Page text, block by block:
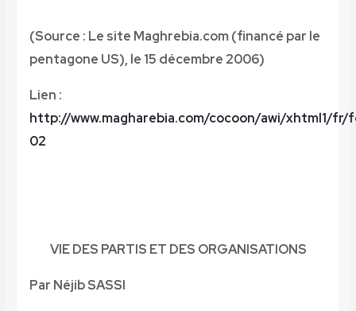
(Source : Le site Maghrebia.com (financé par le
pentagone US), le 15 décembre 2006)
Lien :
http://www.magharebia.com/cocoon/awi/xhtml1/
02
VIE DES PARTIS ET DES ORGANISATIONS
Par Néjib SASSI